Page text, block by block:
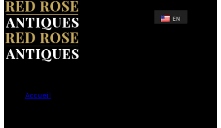
Accueil